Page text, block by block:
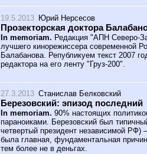
19.5.2013 Юрий Нерсесов
Прозекторская доктора
In memoriam. Редакция "АПН Северо-
лучшего кинорежиссера современной
Балабанова. Републикуем текст 2007
редактора на его ленту "Груз-200".
27.3.2013 Станислав Белковский
Березовский: эпизод последний
In memoriam. 90% настоящих
параноиками. Березовский был
четвертый президент независимой
была главная, фундаментальная
тем более не в деньгах.